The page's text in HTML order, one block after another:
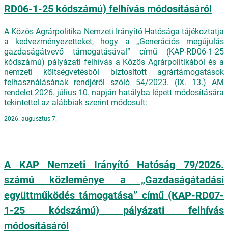
RD06-1-25 kódszámú) felhívás módosításáról
A Közös Agrárpolitika Nemzeti Irányító Hatósága tájékoztatja
a kedvezményezetteket, hogy a „Generációs megújulás
gazdaságátvevő támogatásával” című (KAP-RD06-1-25
kódszámú) pályázati felhívás a Közös Agrárpolitikából és a
nemzeti költségvetésből biztosított agrártámogatások
felhasználásának rendjéről szóló 54/2023. (IX. 13.) AM
rendelet 2026. július 10. napján hatályba lépett módosítására
tekintettel az alábbiak szerint módosult:
2026. augusztus 7.
A KAP Nemzeti Irányító Hatóság 79/2026.
számú közleménye a „Gazdaságátadási
együttműködés támogatása” című (KAP-RD07-
1-25 kódszámú) pályázati felhívás
módosításáról